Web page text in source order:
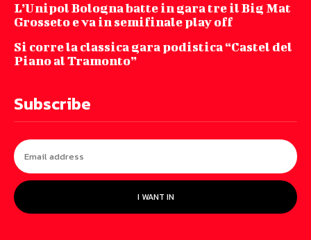
L’Unipol Bologna batte in gara tre il Big Mat
Grosseto e va in semifinale play off
Si corre la classica gara podistica “Castel del
Piano al Tramonto”
Subscribe
I WANT IN